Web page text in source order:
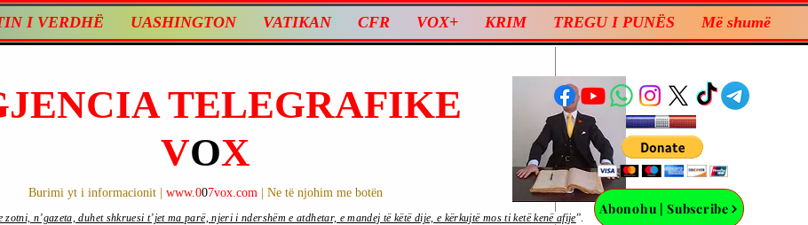
I VERDHË UASHINGTON VATIKAN CFR VOX+ KRIM TREGU I PUNËS Më shumë
TELEGRAFIKE
VOX
Burimi yt i informacionit | www.007vox.com | Ne të njohim me botën
Abonohu | Subscribe
zotni, n’gazeta, duhet shkruesi t’jet ma parë, njeri i ndershëm e atdhetar, e mandej të këtë dije, e kërkujtë mos ti ketë kenë afije”.